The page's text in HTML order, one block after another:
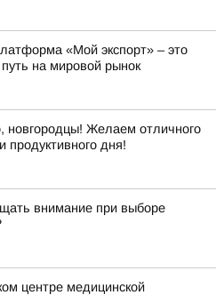
«Мой экспорт» – это
на мировой рынок
новгородцы! Желаем отличного
продуктивного дня!
внимание при выборе
центре медицинской